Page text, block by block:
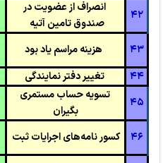
۴۲
انصراف از عضویت در
صندوق تامین آتیه
۴۳ هزینه مراسم یاد بود
۴۴
تغییر دفتر نمایندگی
۴۵
تسویه حساب مستمری
بگیران
۴۶ کسور نامه‌های اجرایات ثبت